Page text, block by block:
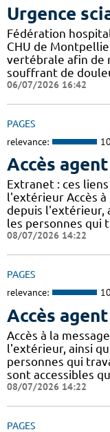
Urgence
Fédération
CHU de
vertébrale afin de
souffrant de
06/07/2026 16:42
PAGES
relevance:
Accès agent
Extranet : ces
l'extérieur Accès
depuis l'extérieur,
les personnes qui
08/07/2026 14:22
PAGES
relevance:
Accès agent
Accès à la
l'extérieur, ainsi
personnes qui
sont accessibles
08/07/2026 14:22
PAGES